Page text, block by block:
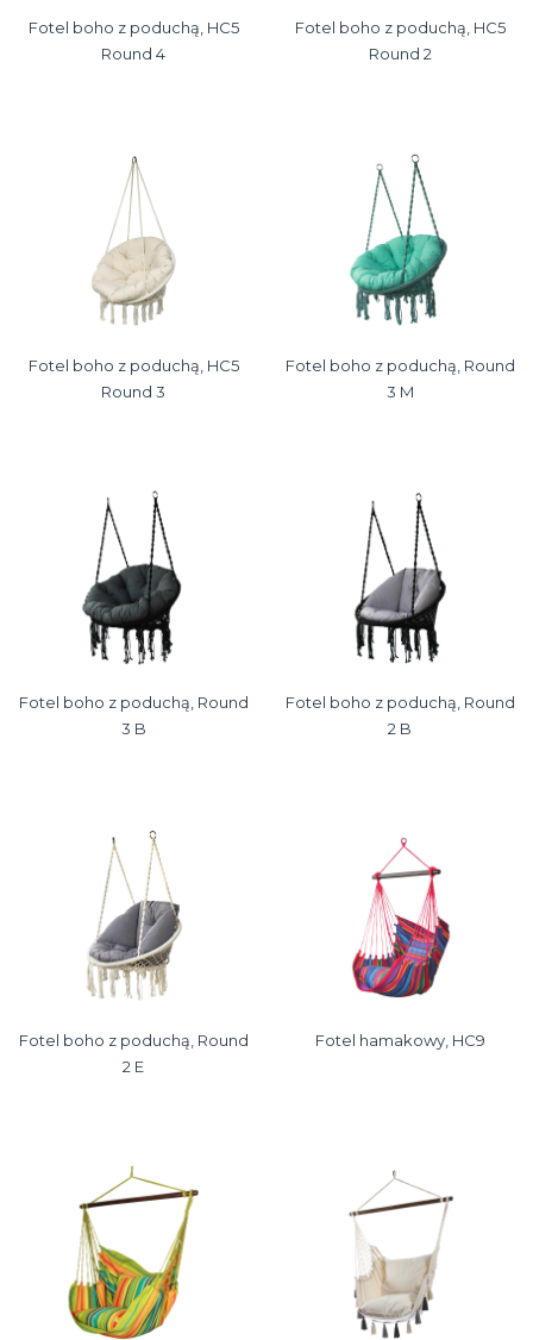
Fotel boho z poduchą, HC5
Round 4
Fotel boho z poduchą, HC5
Round 2
Fotel boho z poduchą, HC5
Round 3
Fotel boho z poduchą, Round
3 M
Fotel boho z poduchą, Round
3 B
Fotel boho z poduchą, Round
2 B
Fotel boho z poduchą, Round
2 E
Fotel hamakowy, HC9